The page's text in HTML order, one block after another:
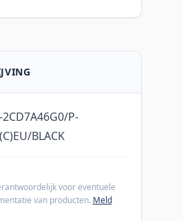
P-
BLACK
voor eventuele
van producten. Meld